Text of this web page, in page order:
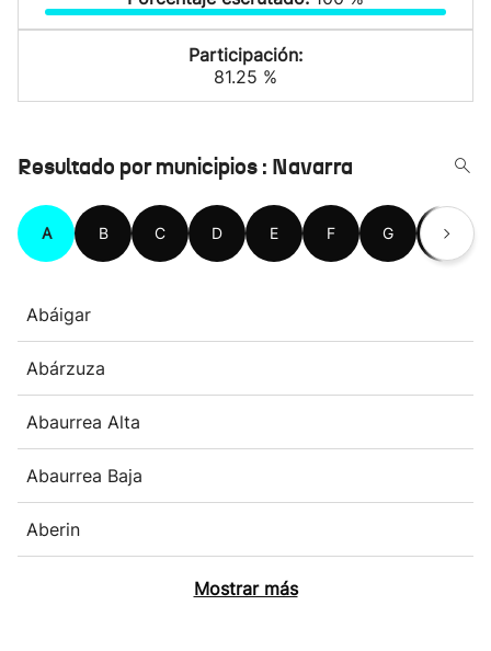
Participación:
81.25 %
Resultado por municipios : Navarra
A B C D E F G H
Abáigar
Abárzuza
Abaurrea Alta
Abaurrea Baja
Aberin
Mostrar más